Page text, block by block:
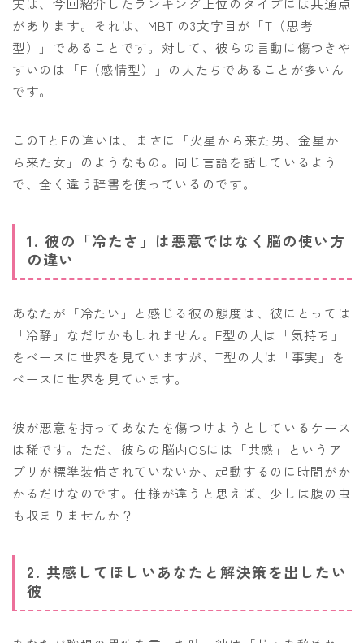
があります。それは、MBTIの3文字目が「T（思考
型）」であることです。対して、彼らの言動に傷つきや
すいのは「F（感情型）」の人たちであることが多いん
です。
このTとFの違いは、まさに「火星から来た男、金星か
ら来た女」のようなもの。同じ言語を話しているよう
で、全く違う辞書を使っているのです。
1. 彼の「冷たさ」は悪意ではなく脳の使い方
の違い
あなたが「冷たい」と感じる彼の態度は、彼にとっては
「冷静」なだけかもしれません。F型の人は「気持ち」
をベースに世界を見ていますが、T型の人は「事実」を
ベースに世界を見ています。
彼が悪意を持ってあなたを傷つけようとしているケース
は稀です。ただ、彼らの脳内OSには「共感」というア
プリが標準装備されていないか、起動するのに時間がか
かるだけなのです。仕様が違うと思えば、少しは腹の虫
も収まりませんか？
2. 共感してほしいあなたと解決策を出したい
彼